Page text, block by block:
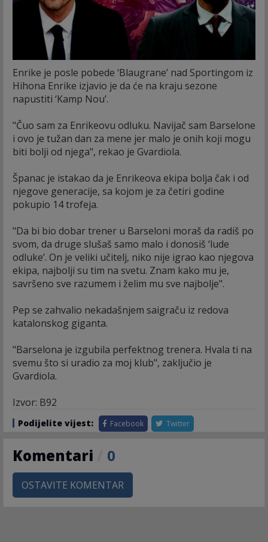
Enrike je posle pobede ‘Blaugrane’ nad Sportingom iz
Hihona Enrike izjavio je da će na kraju sezone
napustiti ‘Kamp Nou’.
"Čuo sam za Enrikeovu odluku. Navijač sam Barselone
i ovo je tužan dan za mene jer malo je onih koji mogu
biti bolji od njega", rekao je Gvardiola.
Španac je istakao da je Enrikeova ekipa bolja čak i od
njegove generacije, sa kojom je za četiri godine
pokupio 14 trofeja.
"Da bi bio dobar trener u Barseloni moraš da radiš po
svom, da druge slušaš samo malo i donosiš ‘lude
odluke’. On je veliki učitelj, niko nije igrao kao njegova
ekipa, najbolji su tim na svetu. Znam kako mu je,
savršeno sve razumem i želim mu sve najbolje".
Pep se zahvalio nekadašnjem saigraču iz redova
katalonskog giganta.
"Barselona je izgubila perfektnog trenera. Hvala ti na
svemu što si uradio za moj klub", zaključio je
Gvardiola.
Izvor: B92
Podijelite vijest: Facebook Twitter
Komentari 0
OSTAVITE KOMENTAR